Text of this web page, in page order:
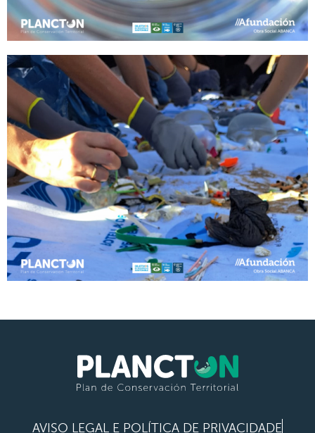
AVISO LEGAL E POLÍTICA DE PRIVACIDADE